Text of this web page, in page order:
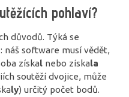
pohlaví?
důvodů. Týká se
software musí vědět,
získalnebo získala
soutěží dvojice, může
ly) určitý počet bodů.